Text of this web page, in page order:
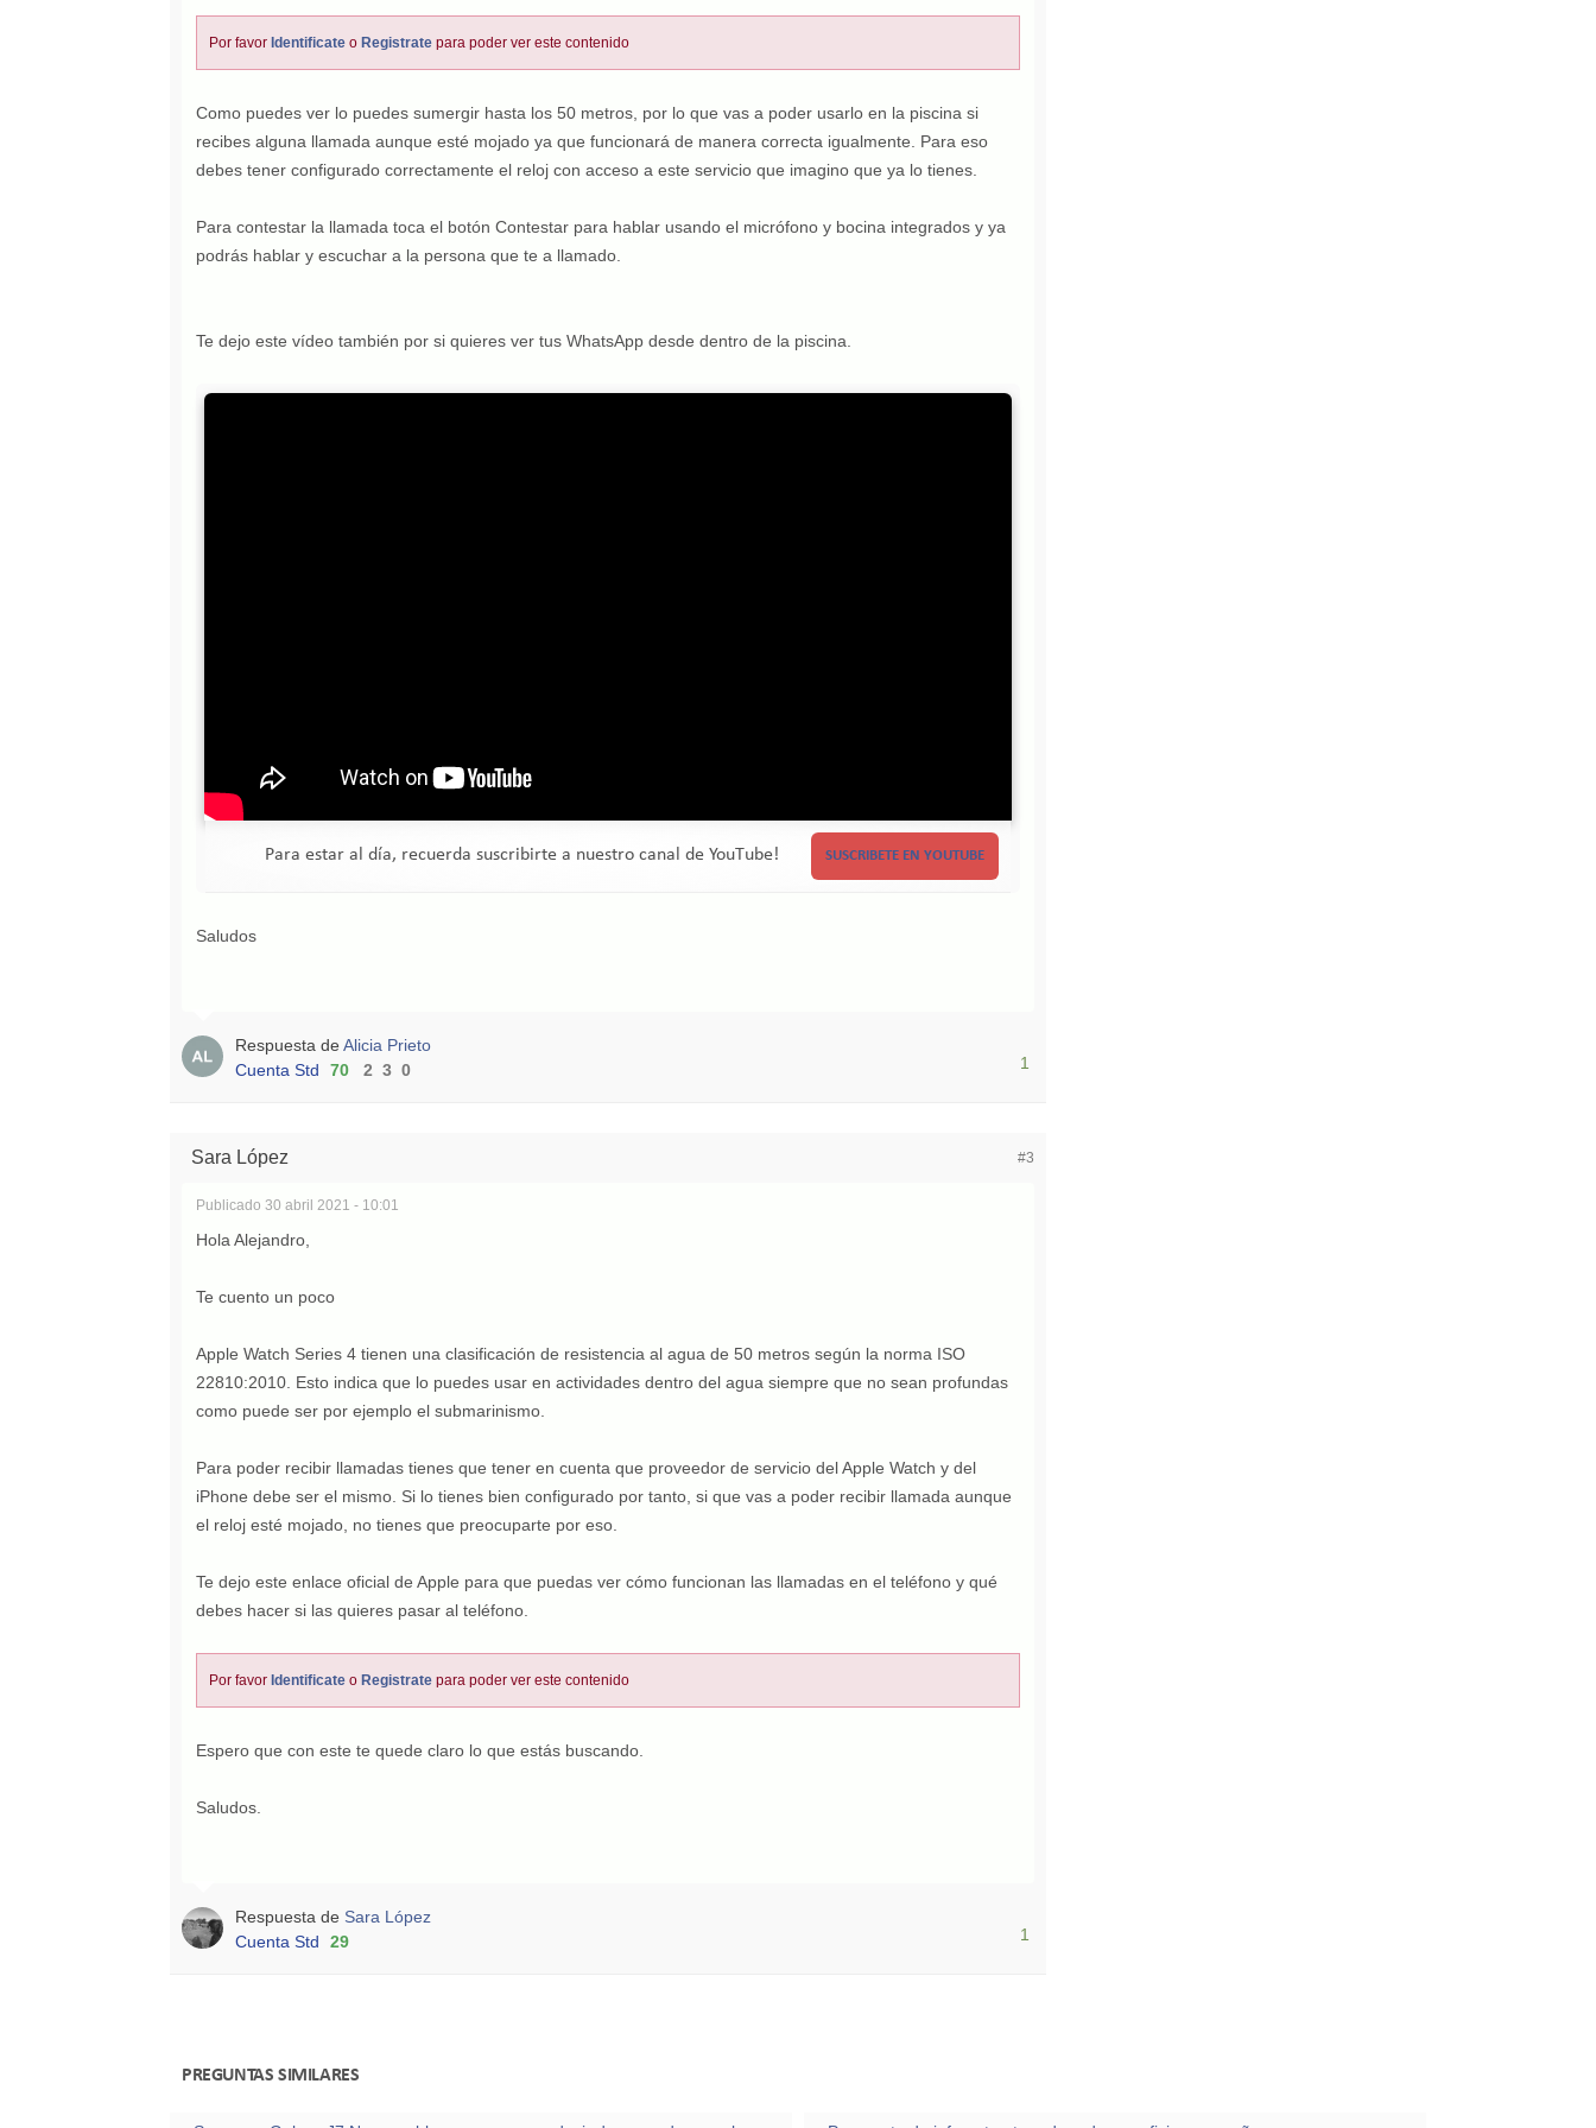
Por favor Identificate o Registrate para poder ver este contenido
Como puedes ver lo puedes sumergir hasta los 50 metros, por lo que vas a poder usarlo en la piscina si
recibes alguna llamada aunque esté mojado ya que funcionará de manera correcta igualmente. Para eso
debes tener configurado correctamente el reloj con acceso a este servicio que imagino que ya lo tienes.
Para contestar la llamada toca el botón Contestar para hablar usando el micrófono y bocina integrados y ya
podrás hablar y escuchar a la persona que te a llamado.
Te dejo este vídeo también por si quieres ver tus WhatsApp desde dentro de la piscina.
Para estar al día, recuerda suscribirte a nuestro canal de YouTube! SUSCRIBETE EN YOUTUBE
Saludos
Respuesta deAlicia Prieto
Cuenta Std
70 2 3 0 1
Sara López #3
Publicado 30 abril 2021 - 10:01
Hola Alejandro,
Te cuento un poco
Apple Watch Series 4 tienen una clasificación de resistencia al agua de 50 metros según la norma ISO
22810:2010. Esto indica que lo puedes usar en actividades dentro del agua siempre que no sean profundas
como puede ser por ejemplo el submarinismo.
Para poder recibir llamadas tienes que tener en cuenta que proveedor de servicio del Apple Watch y del
iPhone debe ser el mismo. Si lo tienes bien configurado por tanto, si que vas a poder recibir llamada aunque
el reloj esté mojado, no tienes que preocuparte por eso.
Te dejo este enlace oficial de Apple para que puedas ver cómo funcionan las llamadas en el teléfono y qué
debes hacer si las quieres pasar al teléfono.
Por favor Identificate o Registrate para poder ver este contenido
Espero que con este te quede claro lo que estás buscando.
Saludos.
Respuesta de Sara López
Cuenta Std
29 1
PREGUNTAS SIMILARES